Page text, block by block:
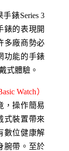
錶Series 3
錶的表現開
多廠商勢必
功能的手錶
式體驗。
Watch）
，操作簡易
式裝置帶來
數位健康解
腕帶。至於